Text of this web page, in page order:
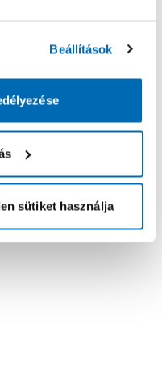
Beállítások
sütiket használja